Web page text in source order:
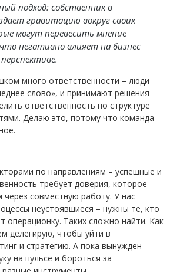
подход: собственник в
гравитацию вокруг своих
могут перевесить мнение
негативно влияет на бизнес
много ответственности – люди
слово», и принимают решения
ответственность по структуре
Делаю это, потому что команда –
по направлениям – успешные и
требует доверия, которое
через совместную работу. У нас
неустоявшиеся – нужны те, кто
операционку. Таких сложно найти. Как
делегирую, чтобы уйти в
и стратегию. А пока вынужден
на пульсе и бороться за